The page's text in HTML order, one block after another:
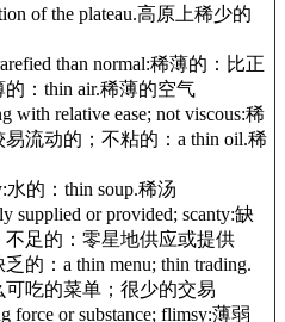
of the plateau.高原上稀少的
than normal:稀薄的：比正
： thin air.稀薄的空气
with relative ease; not viscous:稀
易流动的；不粘的： a thin oil.稀
水的： thin soup.稀汤
supplied or provided; scanty:缺
不足的：零星地供应或提供
的： a thin menu; thin trading.
可吃的菜单；很少的交易
force or substance; flimsy:薄弱